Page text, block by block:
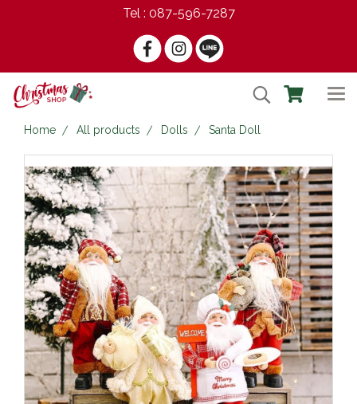
Tel : 087-596-7287
Home All products Dolls Santa Doll